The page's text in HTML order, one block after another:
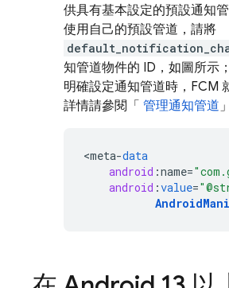
供具有基本設定的預設通知
使用自己的預設管道，請將
知管道物件的 ID，如圖所示
明確設定通知管道時， FCM
詳情請參閱「 管理通知管道
<meta-data
android :name=
android :value=